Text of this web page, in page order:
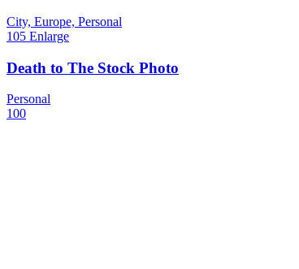
City, Europe, Personal
105 Enlarge
Death to The Stock Photo
Personal
100